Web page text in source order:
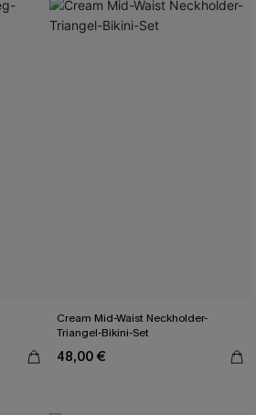
Cream Mid-Waist Neckholder-
Triangel-Bikini-Set
48,00 €